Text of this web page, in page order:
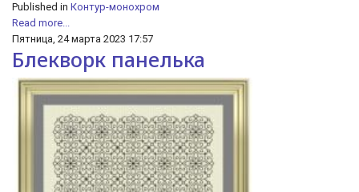
Published in Контур-монохром
Read more...
Пятница, 24 марта 2023 17:57
Блекворк панелька